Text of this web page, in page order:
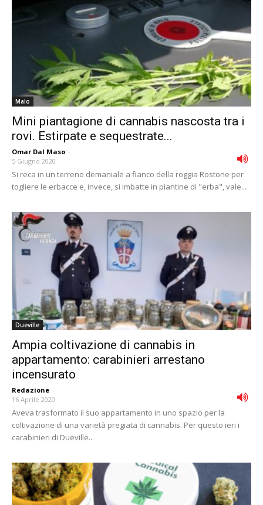
Malo
Mini piantagione di cannabis nascosta tra i
rovi. Estirpate e sequestrate...
Omar Dal Maso -
5 Giugno 2020
Si reca in un terreno demaniale a fianco della roggia Rostone per
togliere le erbacce e, invece, si imbatte in piantine di "erba", vale...
Dueville
Ampia coltivazione di cannabis in
appartamento: carabinieri arrestano
incensurato
Redazione -
16 Aprile 2020
Aveva trasformato il suo appartamento in uno spazio per la
coltivazione di una varietà pregiata di cannabis. Per questo ieri i
carabinieri di Dueville...